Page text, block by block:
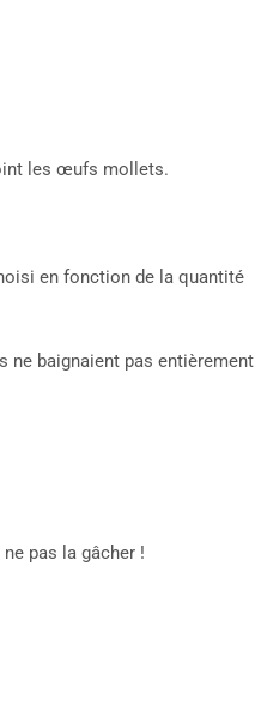
les œufs mollets.
en fonction de la quantité
baignaient pas entièrement
pas la gâcher !